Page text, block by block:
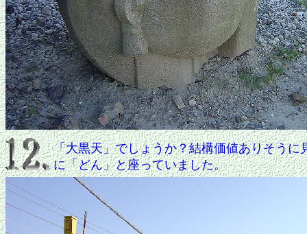
「大黒天」でしょうか？結構価値ありそうに
に「どん」と座っていました。